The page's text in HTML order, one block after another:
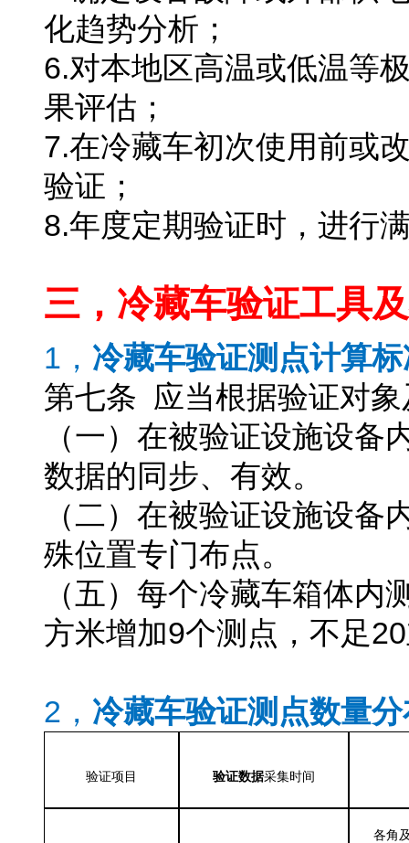
化趋势分析；
6.对本地区高温或低温等
果评估；
7.在冷藏车初次使用前或
验证；
8.年度定期验证时，进行
三，冷藏车验证工具
1， 冷藏车验证测点计算
第七条 应当根据验证对
（一）在被验证设施设
数据的同步、有效。
（二）在被验证设施设
殊位置专门布点。
（五）每个冷藏车箱体
方米增加9个测点，不足
2， 冷藏车验证测点数量
验证项目 验证数据采集时间
各角